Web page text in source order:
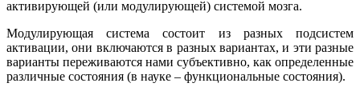
активирующей (или модулирующей) системой мозга.
Модулирующая система состоит из разных подсистем
активации, они включаются в разных вариантах, и эти разные
варианты переживаются нами субъективно, как определенные
различные состояния (в науке – функциональные состояния).